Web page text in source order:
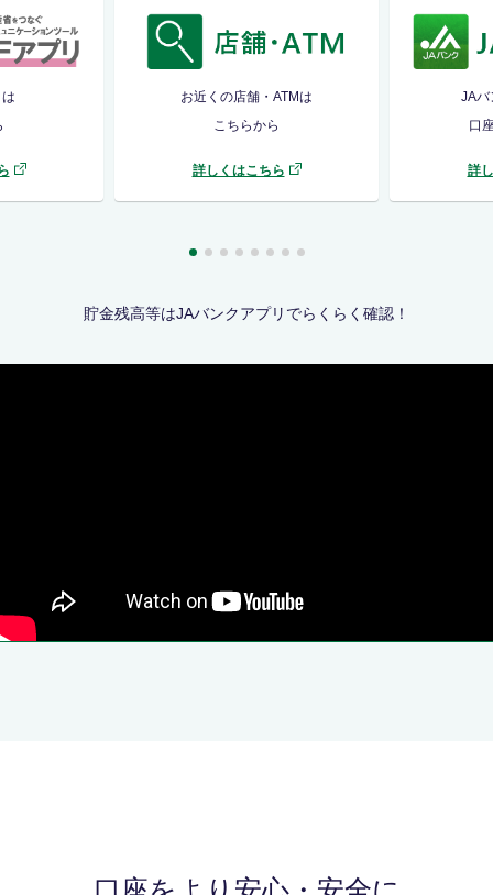
お近くの店舗・ATMは
こちらから
詳しくはこちら
JAバ
口
詳
貯金残高等はJAバンクアプリでらくらく確認！